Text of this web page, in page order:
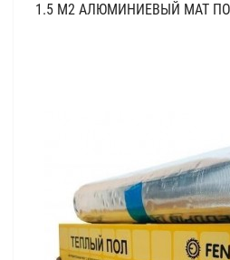
1.5 М2 АЛЮМИНИЕВЫЙ МАТ